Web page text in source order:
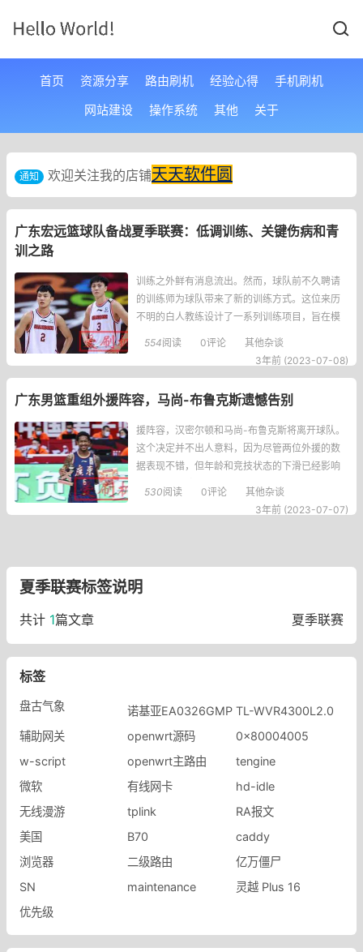
首页 资源分享 路由刷机 经验心得
手机刷机
网站建设
操作系统 其他 关于
通知 欢迎关注我的店铺天天软件圆
广东宏远篮球队备战夏季联赛：低调训练、关键伤病和青
训之路
训练之外鲜有消息流出。然而，球队前不久聘请
的训练师为球队带来了新的训练方式。这位来历
不明的白人教练设计了一系列训练项目，旨在模
拟实战中对手的干扰。例如，他设置了障碍物以
增加球员运球的难度，还使用手持棒子干扰球员
篮下进攻。这些训练项目在国外常见，但在国内
篮球队并不多见。目前，除了这位训练师外，广
东队还未完全确定其他外
554阅读 0评论
其他杂谈
3年前 (2023-07-08)
广东男篮重组外援阵容，马尚-布鲁克斯遗憾告别
援阵容，汉密尔顿和马尚-布鲁克斯将离开球队。
这个决定并不出人意料，因为尽管两位外援的数
据表现不错，但年龄和竞技状态的下滑已经影响
了他们的球队贡献。广东男篮总经理朱芳雨已经
亲自前往美国考察潜在的新外援，其中前国王队
530阅读 0评论
其他杂谈
3年前 (2023-07-07)
夏季联赛标签说明
共计 1篇文章 夏季联赛
标签
盘古气象 诺基亚EA0326GMP ​TL-WVR4300L2.0
辅助网关
openwrt源码
0x80004005
w-script
openwrt主路由
tengine
微软
有线网卡
hd-idle
无线漫游
​tplink
RA报文
美国
B70
caddy
浏览器
二级路由
亿万僵尸
SN
maintenance
灵越 Plus 16
优先级